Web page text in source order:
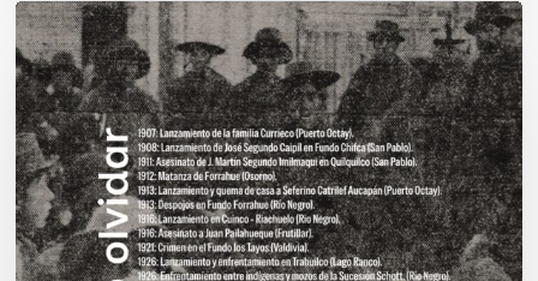
Chawrakawin:
Palimpsesto
explora
a
través
del
arte